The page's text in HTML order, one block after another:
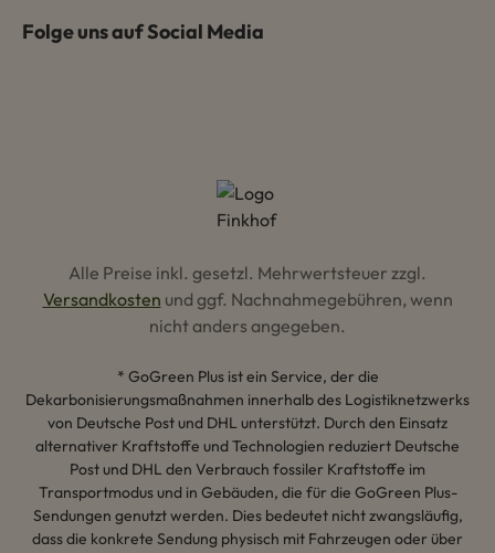
Folge uns auf Social Media
Alle Preise inkl. gesetzl. Mehrwertsteuer zzgl.
Versandkosten und ggf. Nachnahmegebühren, wenn
nicht anders angegeben.
* GoGreen Plus ist ein Service, der die
Dekarbonisierungsmaßnahmen innerhalb des Logistiknetzwerks
von Deutsche Post und DHL unterstützt. Durch den Einsatz
alternativer Kraftstoffe und Technologien reduziert Deutsche
Post und DHL den Verbrauch fossiler Kraftstoffe im
Transportmodus und in Gebäuden, die für die GoGreen Plus-
Sendungen genutzt werden. Dies bedeutet nicht zwangsläufig,
dass die konkrete Sendung physisch mit Fahrzeugen oder über